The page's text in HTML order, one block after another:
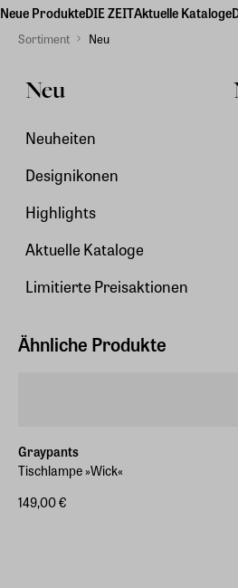
Neue ProdukteDIE ZEITAktuelle Kataloge
Sortiment Neu
Neu
Neuheiten
Designikonen
Highlights
Aktuelle Kataloge
Limitierte Preisaktionen
Ähnliche Produkte
Graypants
Tischlampe »Wick«
149,00 €